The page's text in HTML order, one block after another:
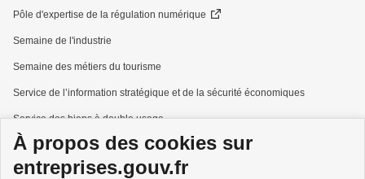
À propos des cookies sur
entreprises.gouv.fr
Pôle d'expertise de la régulation numérique
Semaine de l'industrie
Semaine des métiers du tourisme
Service de l’information stratégique et de la sécurité économiques
Service des biens à double usage
Services à la personne